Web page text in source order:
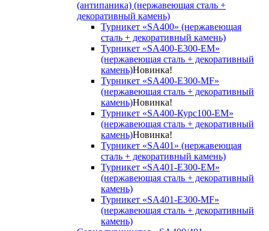
(антипаника) (нержавеющая сталь +
декоративный камень)
Турникет «SA400» (нержавеющая
сталь + декоративный камень)
Турникет «SA400-Е300-EM»
(нержавеющая сталь + декоративный
камень)Новинка!
Турникет «SA400-Е300-MF»
(нержавеющая сталь + декоративный
камень)Новинка!
Турникет «SA400-Курс100-EM»
(нержавеющая сталь + декоративный
камень)Новинка!
Турникет «SA401» (нержавеющая
сталь + декоративный камень)
Турникет «SA401-E300-EM»
(нержавеющая сталь + декоративный
камень)
Турникет «SA401-E300-MF»
(нержавеющая сталь + декоративный
камень)